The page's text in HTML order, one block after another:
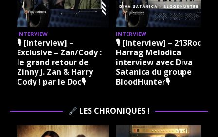
INTERVIEW
🎙 [Interview] –
Exclusive – Zan/Cody :
le grand retour de
Zinny J. Zan & Harry
Cody ! par le Doc🎙
INTERVIEW
🎙 [Interview] – 213Rock
Harrag Melodica
interview avec Diva
Satanica du groupe
BloodHunter🎙
LES CHRONIQUES !